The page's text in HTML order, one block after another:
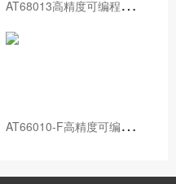
A
T66010-F高精度可编程直流电源